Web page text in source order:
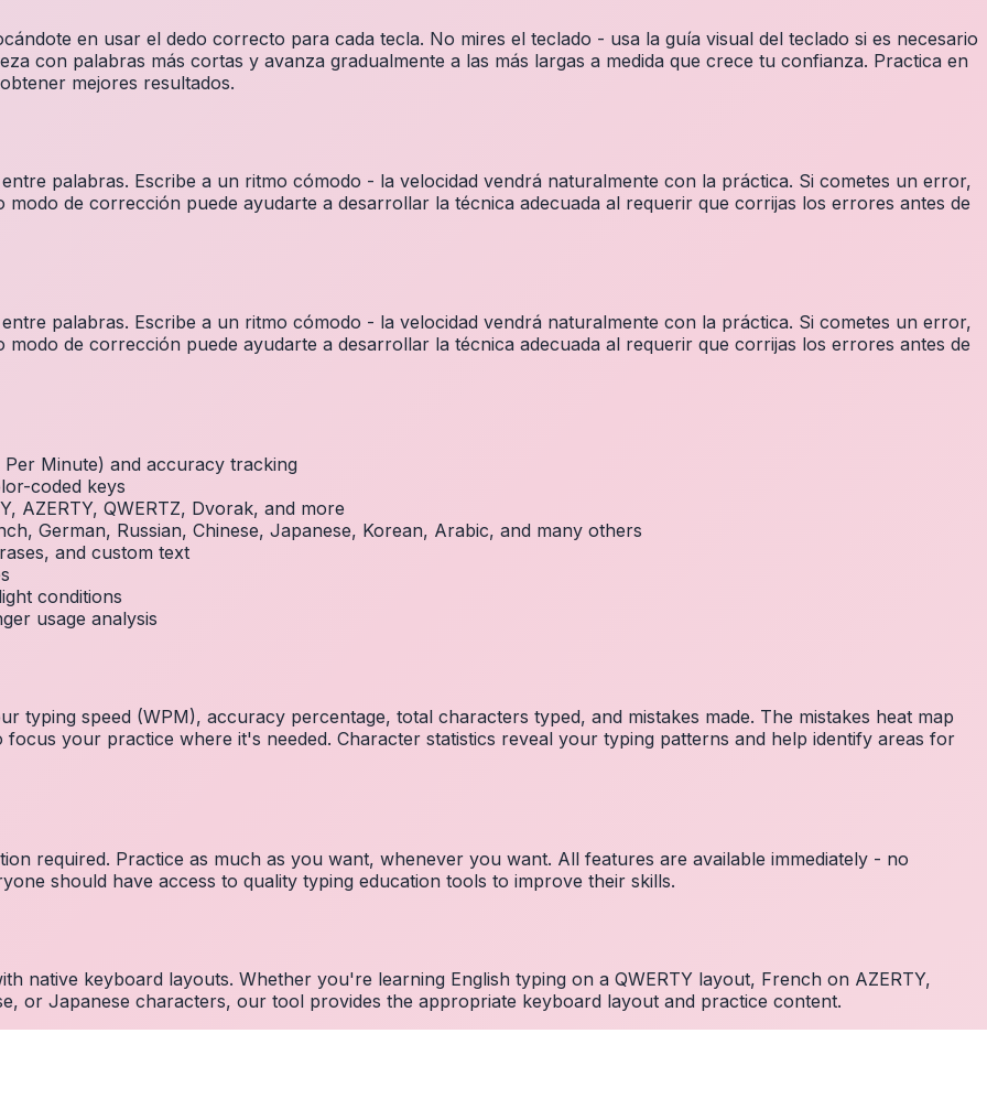
en usar el dedo correcto para cada tecla. No mires el teclado - usa la guía visual del teclado si es necesario
con palabras más cortas y avanza gradualmente a las más largas a medida que crece tu confianza. Practica en
mejores resultados.
palabras. Escribe a un ritmo cómodo - la velocidad vendrá naturalmente con la práctica. Si cometes un error,
de corrección puede ayudarte a desarrollar la técnica adecuada al requerir que corrijas los errores antes de
palabras. Escribe a un ritmo cómodo - la velocidad vendrá naturalmente con la práctica. Si cometes un error,
de corrección puede ayudarte a desarrollar la técnica adecuada al requerir que corrijas los errores antes de
Minute) and accuracy tracking
coded keys
AZERTY, QWERTZ, Dvorak, and more
German, Russian, Chinese, Japanese, Korean, Arabic, and many others
and custom text
conditions
usage analysis
typing speed (WPM), accuracy percentage, total characters typed, and mistakes made. The mistakes heat map
your practice where it's needed. Character statistics reveal your typing patterns and help identify areas for
required. Practice as much as you want, whenever you want. All features are available immediately - no
should have access to quality typing education tools to improve their skills.
native keyboard layouts. Whether you're learning English typing on a QWERTY layout, French on AZERTY,
or Japanese characters, our tool provides the appropriate keyboard layout and practice content.